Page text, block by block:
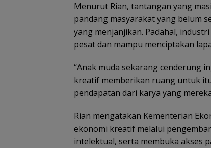
Menurut Rian, tantangan yang
pandang masyarakat yang belum
yang menjanjikan. Padahal,
pesat dan mampu menciptakan
“Anak muda sekarang cenderung
kreatif memberikan ruang untuk
pendapatan dari karya yang
Rian mengatakan Kementerian
ekonomi kreatif melalui
intelektual, serta membuka akses